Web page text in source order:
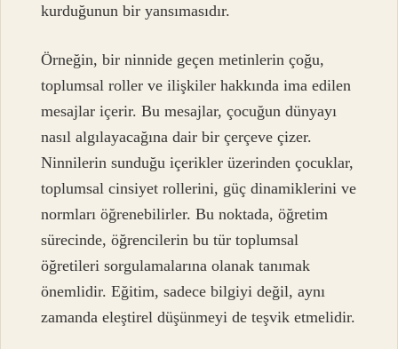
kurduğunun bir yansımasıdır.
Örneğin, bir ninnide geçen metinlerin çoğu,
toplumsal roller ve ilişkiler hakkında ima edilen
mesajlar içerir. Bu mesajlar, çocuğun dünyayı
nasıl algılayacağına dair bir çerçeve çizer.
Ninnilerin sunduğu içerikler üzerinden çocuklar,
toplumsal cinsiyet rollerini, güç dinamiklerini ve
normları öğrenebilirler. Bu noktada, öğretim
sürecinde, öğrencilerin bu tür toplumsal
öğretileri sorgulamalarına olanak tanımak
önemlidir. Eğitim, sadece bilgiyi değil, aynı
zamanda eleştirel düşünmeyi de teşvik etmelidir.